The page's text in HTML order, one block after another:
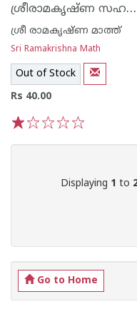
ശ്രീരാമകൃഷ്ണ സഹസ്രനാമസ്തോത്രം
ശ്രീ രാമകൃഷ്ണ മാത്ത്
Sri Ramakrishna Math
Out of Stock
Rs 40.00
Displaying 1 to
Go to Home